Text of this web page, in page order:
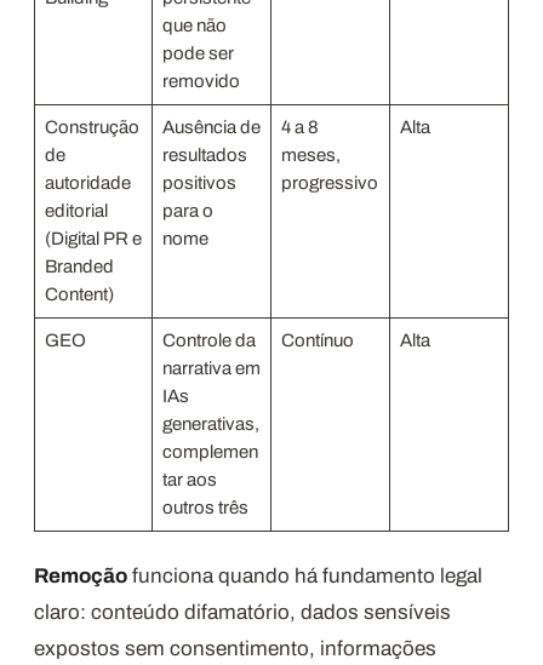
que não
pode ser
removido
Construção
de
autoridade
editorial
(Digital PR e
Branded
Content)
Ausência de
resultados
positivos
para o
nome
4 a 8
meses,
progressivo
Alta
GEO
Controle da
narrativa em
IAs
generativas,
complemen
tar aos
outros três
Contínuo Alta
Remoção funciona quando há fundamento legal
claro: conteúdo difamatório, dados sensíveis
expostos sem consentimento, informações